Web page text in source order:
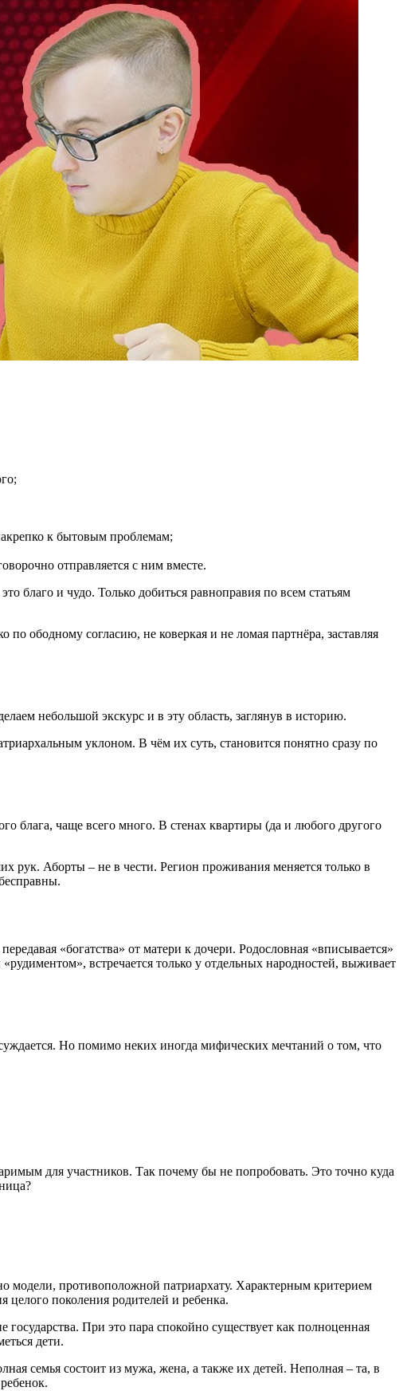
к бытовым проблемам;
отправляется с ним вместе.
благо и чудо. Только добиться равноправия по всем статьям
ободному согласию, не коверкая и не ломая партнёра, заставляя
небольшой экскурс и в эту область, заглянув в историю.
уклоном. В чём их суть, становится понятно сразу по
блага, чаще всего много. В стенах квартиры (да и любого другого
рук. Аборты – не в чести. Регион проживания меняется только в
«богатства» от матери к дочери. Родословная «вписывается»
встречается только у отдельных народностей, выживает
Но помимо неких иногда мифических мечтаний о том, что
для участников. Так почему бы не попробовать. Это точно куда
модели, противоположной патриархату. Характерным критерием
целого поколения родителей и ребенка.
государства. При это пара спокойно существует как полноценная
дети.
семья состоит из мужа, жена, а также их детей. Неполная – та, в